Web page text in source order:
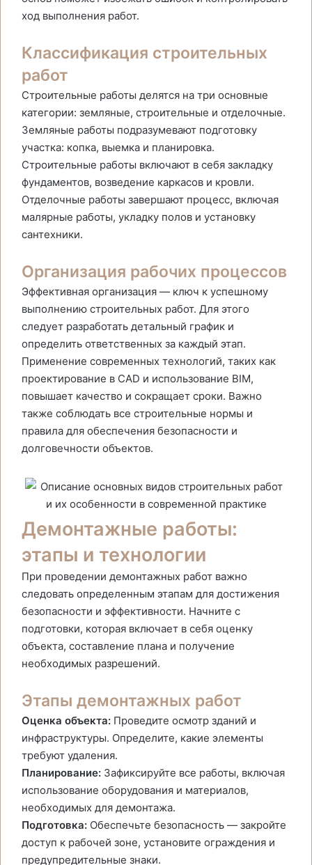
ход выполнения работ.
Классификация строительных
работ
Строительные работы делятся на три основные
категории: земляные, строительные и отделочные.
Земляные работы подразумевают подготовку
участка: копка, выемка и планировка.
Строительные работы включают в себя закладку
фундаментов, возведение каркасов и кровли.
Отделочные работы завершают процесс, включая
малярные работы, укладку полов и установку
сантехники.
Организация рабочих процессов
Эффективная организация — ключ к успешному
выполнению строительных работ. Для этого
следует разработать детальный график и
определить ответственных за каждый этап.
Применение современных технологий, таких как
проектирование в CAD и использование BIM,
повышает качество и сокращает сроки. Важно
также соблюдать все строительные нормы и
правила для обеспечения безопасности и
долговечности объектов.
Демонтажные работы:
этапы и технологии
При проведении демонтажных работ важно
следовать определенным этапам для достижения
безопасности и эффективности. Начните с
подготовки, которая включает в себя оценку
объекта, составление плана и получение
необходимых разрешений.
Этапы демонтажных работ
Оценка объекта: Проведите осмотр зданий и
инфраструктуры. Определите, какие элементы
требуют удаления.
Планирование: Зафиксируйте все работы, включая
использование оборудования и материалов,
необходимых для демонтажа.
Подготовка: Обеспечьте безопасность — закройте
доступ к рабочей зоне, установите ограждения и
предупредительные знаки.